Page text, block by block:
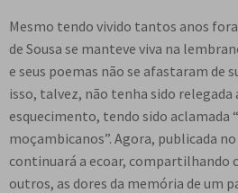
Mesmo tendo vivido tantos anos
de Sousa se manteve viva na
e seus poemas não se afastaram de
isso, talvez, não tenha sido relegada
esquecimento, tendo sido aclamada
moçambicanos”. Agora, publicada
continuará a ecoar, compartilhando
outros, as dores da memória de um